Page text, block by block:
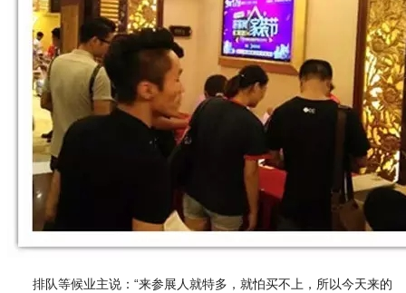
排队等候业主说：“来参展人就特多，就怕买不上，所以今天来的